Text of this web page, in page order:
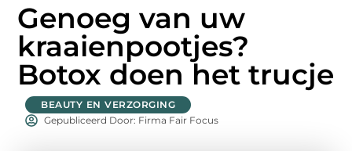
Genoeg van uw
kraaienpootjes?
Botox doen het trucje
BEAUTY EN VERZORGING
Gepubliceerd Door: Firma Fair Focus